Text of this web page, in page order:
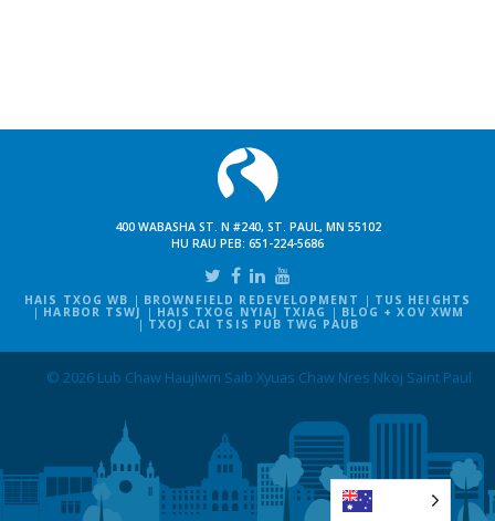
400 WABASHA ST. N #240, ST. PAUL, MN 55102
HU RAU PEB: 651-224-5686
HAIS TXOG WB BROWNFIELD REDEVELOPMENT TUS HEIGHTS
HARBOR TSWJ HAIS TXOG NYIAJ TXIAG BLOG + XOV XWM
TXOJ CAI TSIS PUB TWG PAUB
© 2026 Lub Chaw Haujlwm Saib Xyuas Chaw Nres Nkoj Saint Paul